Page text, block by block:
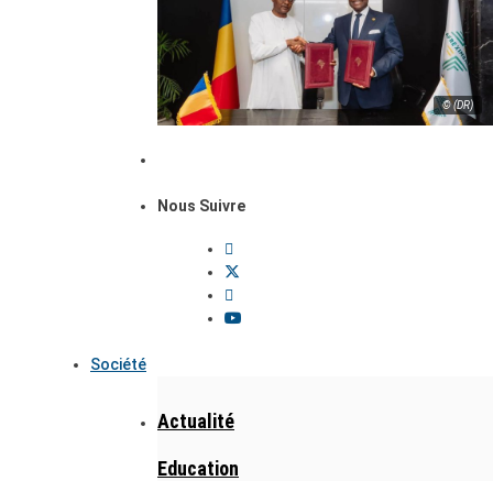
© (DR)
Nous Suivre
Société
Actualité
Education